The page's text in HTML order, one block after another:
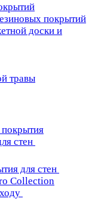
покрытий
доски и
травы
стен
для стен
Collection